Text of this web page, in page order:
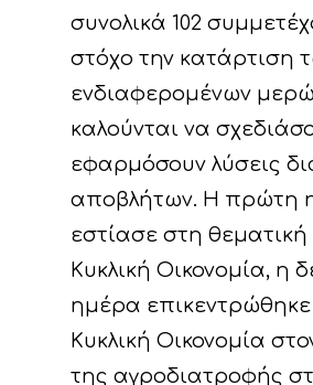
συνολικά 102
στόχο την κατάρτιση
ενδιαφερομένων
καλούνται να
εφαρμόσουν λύσεις
αποβλήτων. Η πρώτη
εστίασε στη
Κυκλική Οικονομία, η
ημέρα
Κυκλική Οικονομία
της αγροδιατροφής